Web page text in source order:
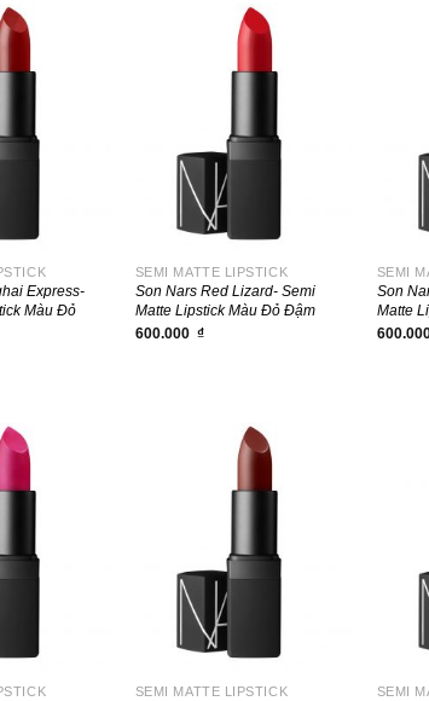
Express-
Màu Đỏ
SEMI MATTE LIPSTICK
Son Nars Red Lizard- Semi
Matte Lipstick Màu Đỏ Đậm
600.000 ₫
SEMI
Son
Matte
SEMI MATTE LIPSTICK SEMI